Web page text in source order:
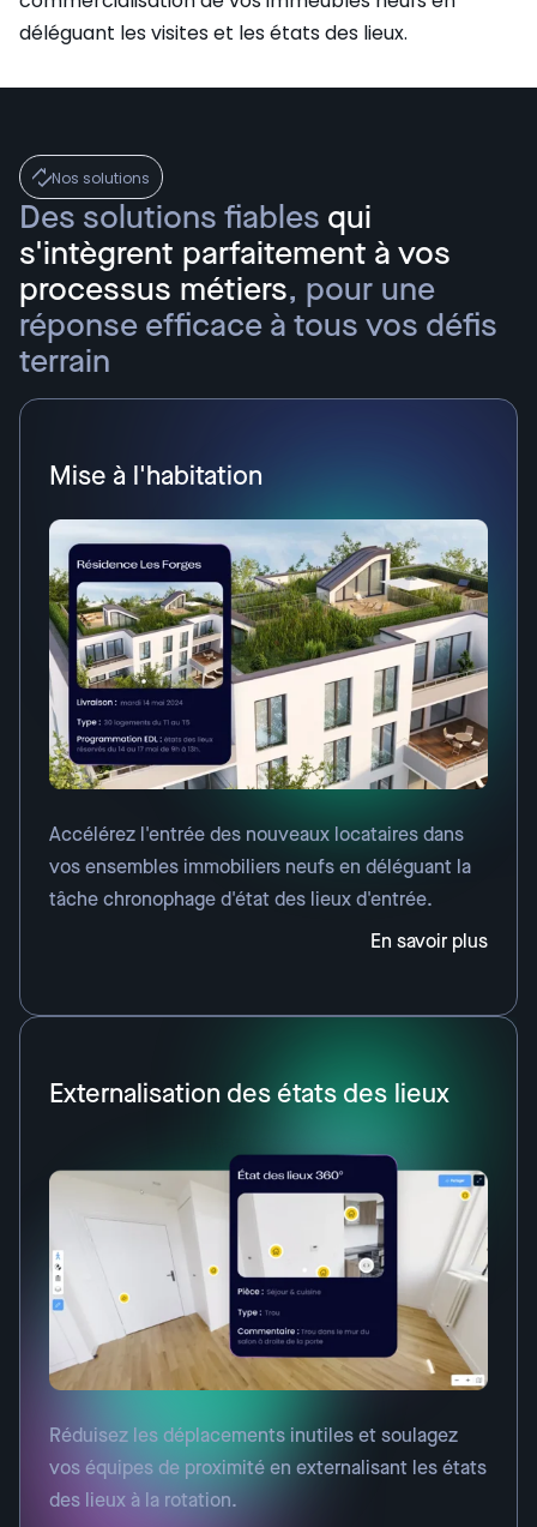
déléguant les visites et les états des lieux.
Nos solutions
Des solutions fiables qui
s'intègrent parfaitement à vos
processus métiers, pour une
réponse efficace à tous vos défis
terrain
Mise à l'habitation
Accélérez l'entrée des nouveaux locataires dans
vos ensembles immobiliers neufs en déléguant la
tâche chronophage d'état des lieux d'entrée.
En savoir plus
Externalisation des états des lieux
Réduisez les déplacements inutiles et soulagez
vos équipes de proximité en externalisant les états
des lieux à la rotation.